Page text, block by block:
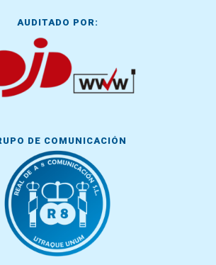
AUDITADO POR:
DE COMUNICACIÓN